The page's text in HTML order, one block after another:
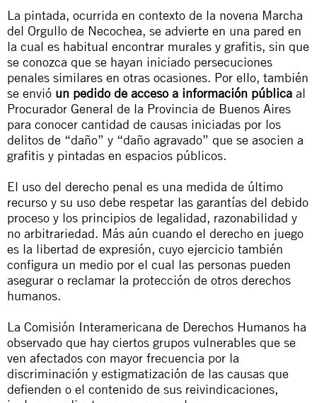
La pintada, ocurrida en contexto de la novena Marcha
del Orgullo de Necochea, se advierte en una pared en
la cual es habitual encontrar murales y grafitis, sin que
se conozca que se hayan iniciado persecuciones
penales similares en otras ocasiones. Por ello, también
se envió un pedido de acceso a información pública al
Procurador General de la Provincia de Buenos Aires
para conocer cantidad de causas iniciadas por los
delitos de “daño” y “daño agravado” que se asocien a
grafitis y pintadas en espacios públicos.
El uso del derecho penal es una medida de último
recurso y su uso debe respetar las garantías del debido
proceso y los principios de legalidad, razonabilidad y
no arbitrariedad. Más aún cuando el derecho en juego
es la libertad de expresión, cuyo ejercicio también
configura un medio por el cual las personas pueden
asegurar o reclamar la protección de otros derechos
humanos.
La Comisión Interamericana de Derechos Humanos ha
observado que hay ciertos grupos vulnerables que se
ven afectados con mayor frecuencia por la
discriminación y estigmatización de las causas que
defienden o el contenido de sus reivindicaciones,